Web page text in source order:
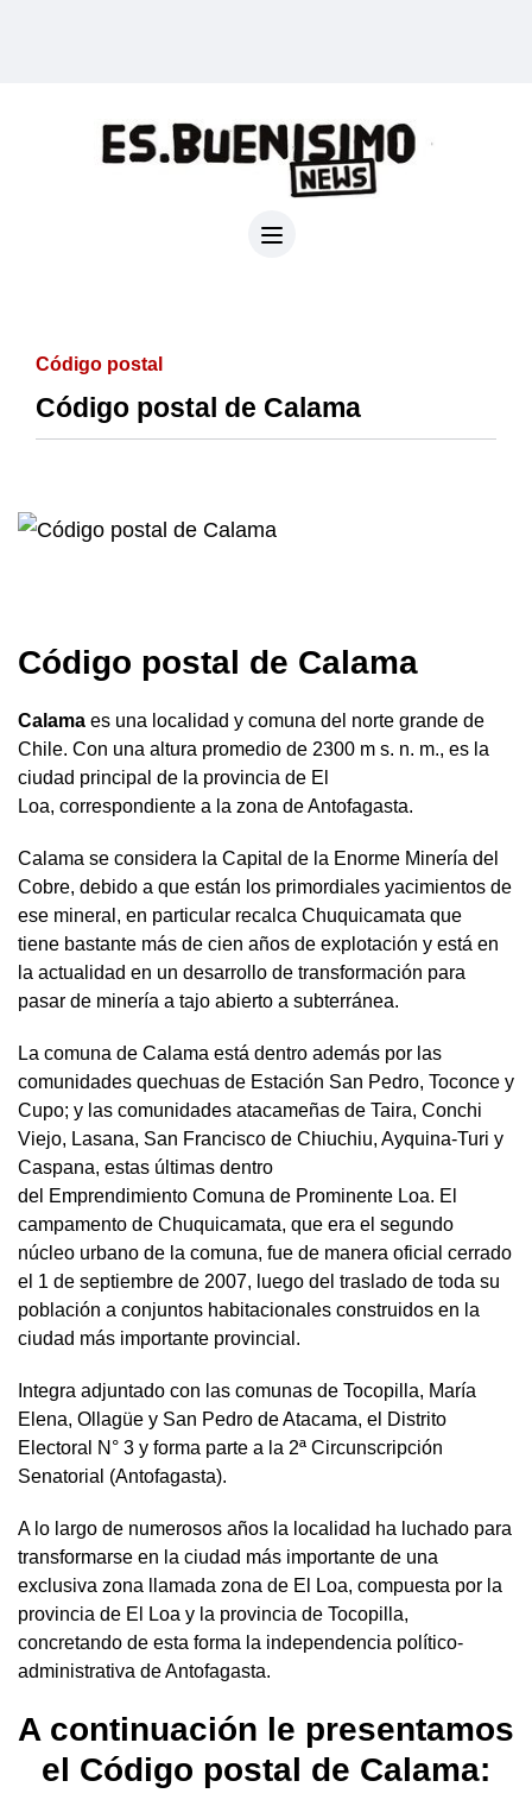
Código postal
Código postal de Calama
Código postal de Calama
Calama es una localidad y comuna del norte grande de
Chile. Con una altura promedio de 2300 m s. n. m., es la
ciudad principal de la provincia de El
Loa, correspondiente a la zona de Antofagasta.
Calama se considera la Capital de la Enorme Minería del
Cobre, debido a que están los primordiales yacimientos de
ese mineral, en particular recalca Chuquicamata que
tiene bastante más de cien años de explotación y está en
la actualidad en un desarrollo de transformación para
pasar de minería a tajo abierto a subterránea.
La comuna de Calama está dentro además por las
comunidades quechuas de Estación San Pedro, Toconce y
Cupo; y las comunidades atacameñas de Taira, Conchi
Viejo, Lasana, San Francisco de Chiuchiu, Ayquina-Turi y
Caspana, estas últimas dentro
del Emprendimiento Comuna de Prominente Loa. El
campamento de Chuquicamata, que era el segundo
núcleo urbano de la comuna, fue de manera oficial cerrado
el 1 de septiembre de 2007, luego del traslado de toda su
población a conjuntos habitacionales construidos en la
ciudad más importante provincial.
Integra adjuntado con las comunas de Tocopilla, María
Elena, Ollagüe y San Pedro de Atacama, el Distrito
Electoral N° 3 y forma parte a la 2ª Circunscripción
Senatorial (Antofagasta).
A lo largo de numerosos años la localidad ha luchado para
transformarse en la ciudad más importante de una
exclusiva zona llamada zona de El Loa, compuesta por la
provincia de El Loa y la provincia de Tocopilla,
concretando de esta forma la independencia político-
administrativa de Antofagasta.
A continuación le presentamos
el Código postal de Calama: